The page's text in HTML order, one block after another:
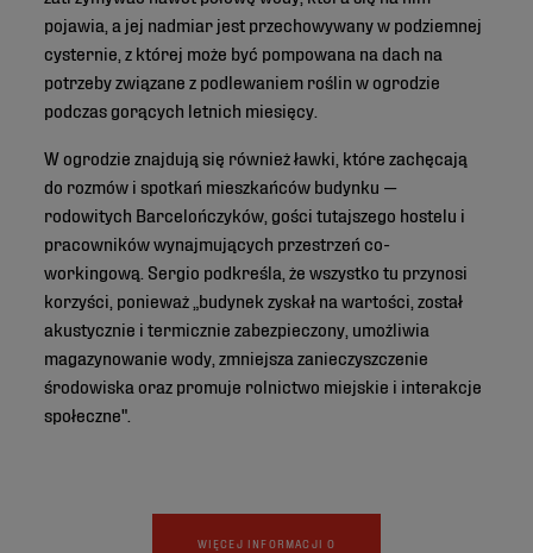
pojawia, a jej nadmiar jest przechowywany w podziemnej
cysternie, z której może być pompowana na dach na
potrzeby związane z podlewaniem roślin w ogrodzie
podczas gorących letnich miesięcy.
W ogrodzie znajdują się również ławki, które zachęcają
do rozmów i spotkań mieszkańców budynku —
rodowitych Barcelończyków, gości tutajszego hostelu i
pracowników wynajmujących przestrzeń co-
workingową. Sergio podkreśla, że wszystko tu przynosi
korzyści, ponieważ „budynek zyskał na wartości, został
akustycznie i termicznie zabezpieczony, umożliwia
magazynowanie wody, zmniejsza zanieczyszczenie
środowiska oraz promuje rolnictwo miejskie i interakcje
społeczne".
WIĘCEJ INFORMACJI O